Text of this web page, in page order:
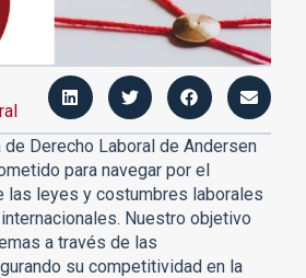
de Derecho Laboral de Andersen
para navegar por el
las leyes y costumbres laborales
Nuestro objetivo
a través de las
su competitividad en la